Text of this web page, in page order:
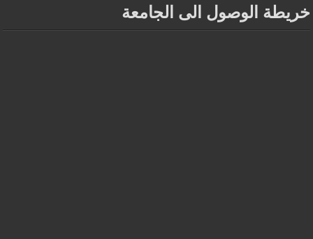
خريطة الوصول الى الجامعة